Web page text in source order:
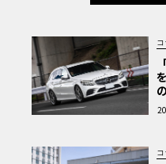
プラットフォームには、
される見込みだ。これに
大幅に向上。これまでの
ル比でホイールベースが
上の空間が大幅に拡大さ